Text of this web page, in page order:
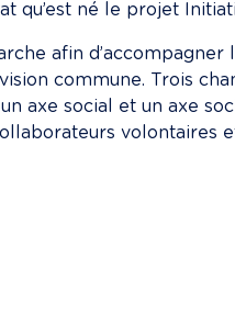
qu’est né le projet
afin d’accompagner
commune. Trois
axe social et un axe
volontaires